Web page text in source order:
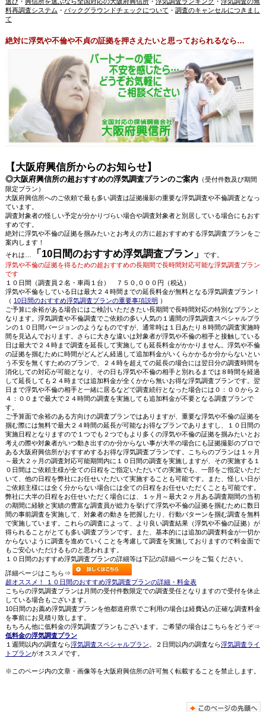
料再調査システム ・ バックグラウンドチェックについて ・ 調査のキャンセルにつきまし
て
絶対に浮気や不倫や不貞の証拠を押さえたいと思っておられるなら…
【大阪府興信所からのお知らせ】
◎大阪府興信所の超おすすめの浮気調査プランのご案内（受付件数及び期間
限定プラン）
大阪府興信所へのご依頼で最も多い調査は証拠撮影の重要な浮気調査や不倫調査となっ
ています。
調査対象者の怪しい予定が分かりづらい場合や調査対象者と別居している場合にもおす
すめです。
絶対に浮気や不倫の証拠を掴みたいとお考えの方に超おすすめする浮気調査プランをご
案内します！
それは…
「10日間のおすすめ浮気調査プラン」
です。
浮気や不倫の証拠を得るための超おすすめの長期間で長時間対応可能な浮気調査プラン
です
１０日間（調査員２名・車両１台） ７５０,０００円（税込）
浮気や不倫をしている日は最大２４時間までの延長料金が無料となる浮気調査プラン！
（ 10日間のおすすめ浮気調査プランの重要事項説明 ）
ご予算に余裕がある場合にはご検討いただきたい長期間で長時間対応の特別なプランと
なります。浮気調査や不倫調査でご依頼の多い人気の１週間の浮気調査スペシャルプラ
ンの１０日間バージョンのようなものですが、通常時は１日あたり８時間の調査実施時
間を見込んでおります。さらに大きな違いは対象者が浮気や不倫の相手と接触している
日は最大で２４時まで調査を延長して実施しても延長料金がかかりません。浮気や不倫
の証拠を掴むために時間がどんどん経過して追加料金がいくらかかるか分からないとい
う不安を無くすためのプランで、２４時を超えての延長の場合には翌日分の調査時間を
消化しての対応が可能となり、その日も浮気や不倫の相手と別れるまでは８時間を経過
して延長しても２４時までは追加料金が全くかから無いお得な浮気調査プランです。翌
日まで浮気や不倫の相手と一緒に居るなどで調査続行となった場合には０：００から２
４：００まで最大で２４時間の調査を実施しても追加料金が不要となる調査プランで
す。
ご予算面で余裕のある方向けの調査プランではありますが、重要な浮気や不倫の証拠を
掴む際には無料で最大２４時間の延長が可能なお得なプランでありますし、１０日間の
実施日程となりますので１つでも２つでもより多くの浮気や不倫の証拠を掴みたいとお
考えの際や対象者がいつ動き出すのか分からない事が大半の場合にも証拠撮影のプロで
ある大阪府興信所がおすすめするお得な浮気調査プランです。こちらのプランは１ヶ月
～最大２ヶ月の調査対応可能期間内に１０日間の調査を実施しますが、その実施する１
０日間はご依頼主様が全ての日程をご指定いただいての実施でも、一部をご指定いただ
いて、他の日程を弊社にお任せいただいて実施することも可能です。また、怪しい日が
ご依頼主様には全く分からない場合には全ての日程をお任せいただくことも可能です。
弊社に大半の日程をお任せいただく場合には、１ヶ月～最大２ヶ月ある調査期間の当初
の期間に経験と実績の豊富な調査員が総力を挙げて浮気や不倫の証拠を掴むために数日
間の事前調査を実施して、対象者の動きを把握したり、行動パターンを掴む調査を無料
で実施しています。これらの調査によって、より良い調査結果（浮気や不倫の証拠）が
得られることがとても多い調査プランです。また、基本的には追加の調査料金が一切か
からないように調査を進めていくことを考慮して調査を実施しておりますので料金面で
もご安心いただけるものと思われます。
１０日間のおすすめ浮気調査プランの詳細等は下記の詳細ページをご覧ください。
詳細ページはこちら⇒
超オススメ！ １０日間のおすすめ浮気調査プランの詳細・料金表
こちらの浮気調査プランは月間の受付件数限定での調査受任となりますので受付を休止
している場合もございます。
10日間のお薦め浮気調査プランを他都道府県でご利用の場合は経費込の正確な調査料金
を事前にお見積り致します。
もちろん他に低料金の浮気調査プランもございます。ご希望の場合はこちらをどうぞ⇒
低料金の浮気調査プラン
１週間以内の調査なら浮気調査スペシャルプラン 。２日間以内の調査なら浮気調査ライ
トプランがオススメです。
※このページ内の文章・画像等を大阪府興信所の許可無く転載することを禁止します。